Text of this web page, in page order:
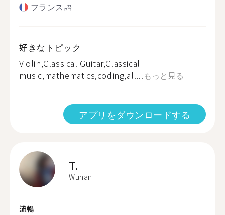
フランス語
好きなトピック
Violin,Classical Guitar,Classical
music,mathematics,coding,all... もっと見る
アプリをダウンロードする
T.
Wuhan
流暢